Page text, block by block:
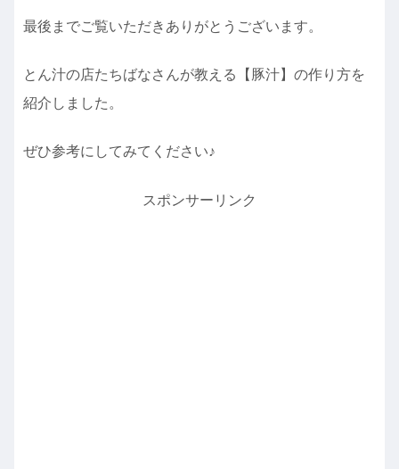
最後までご覧いただきありがとうございます。
とん汁の店たちばなさんが教える【豚汁】の作り方を
紹介しました。
ぜひ参考にしてみてください♪
スポンサーリンク